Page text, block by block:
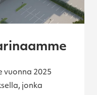
vuonna 2025
jonka